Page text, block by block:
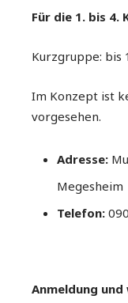
Für die 1. bis 4.
Kurzgruppe: bis
Im Konzept ist
vorgesehen.
Adresse:
Megesheim
Telefon:
Anmeldung